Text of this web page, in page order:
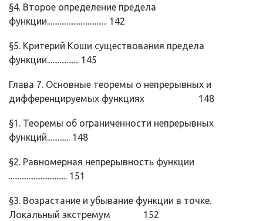
§4. Второе определение предела
функции.................................. 142
§5. Критерий Коши существования предела
функции.................. 145
Глава 7. Основные теоремы о непрерывных и
дифференци­руемых функциях 148
§1. Теоремы об ограниченности непрерывных
функций............. 148
§2. Равномерная непрерывность функции
................................. 151
§3. Возрастание и убывание функции в точке.
Локальный экс­тремум 152